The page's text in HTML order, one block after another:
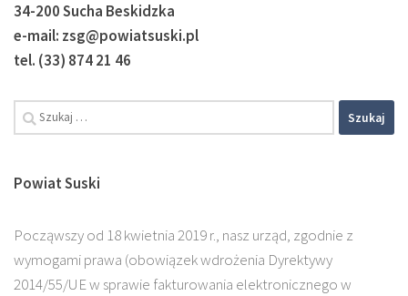
34-200 Sucha Beskidzka
e-mail: zsg@powiatsuski.pl
tel. (33) 874 21 46
Szukaj:
Powiat Suski
Począwszy od 18 kwietnia 2019 r., nasz urząd, zgodnie z
wymogami prawa (obowiązek wdrożenia Dyrektywy
2014/55/UE w sprawie fakturowania elektronicznego w